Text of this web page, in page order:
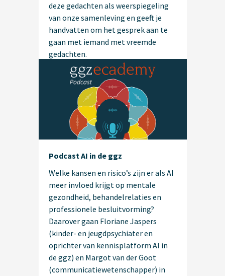
deze gedachten als weerspiegeling
van onze samenleving en geeft je
handvatten om het gesprek aan te
gaan met iemand met vreemde
gedachten.
Podcast AI in de ggz
Welke kansen en risico’s zijn er als AI
meer invloed krijgt op mentale
gezondheid, behandelrelaties en
professionele besluitvorming?
Daarover gaan Floriane Jaspers
(kinder- en jeugdpsychiater en
oprichter van kennisplatform AI in
de ggz) en Margot van der Goot
(communicatiewetenschapper) in